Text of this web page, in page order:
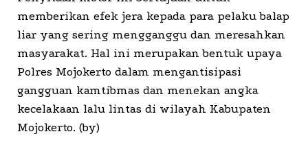
memberikan efek jera kepada para pelaku balap
liar yang sering mengganggu dan meresahkan
masyarakat. Hal ini merupakan bentuk upaya
Polres Mojokerto dalam mengantisipasi
gangguan kamtibmas dan menekan angka
kecelakaan lalu lintas di wilayah Kabupaten
Mojokerto. (by)